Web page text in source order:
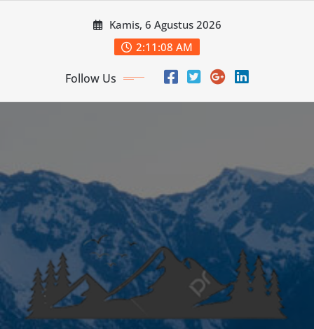
Kamis, 6 Agustus 2026
2:11:10 AM
Follow Us